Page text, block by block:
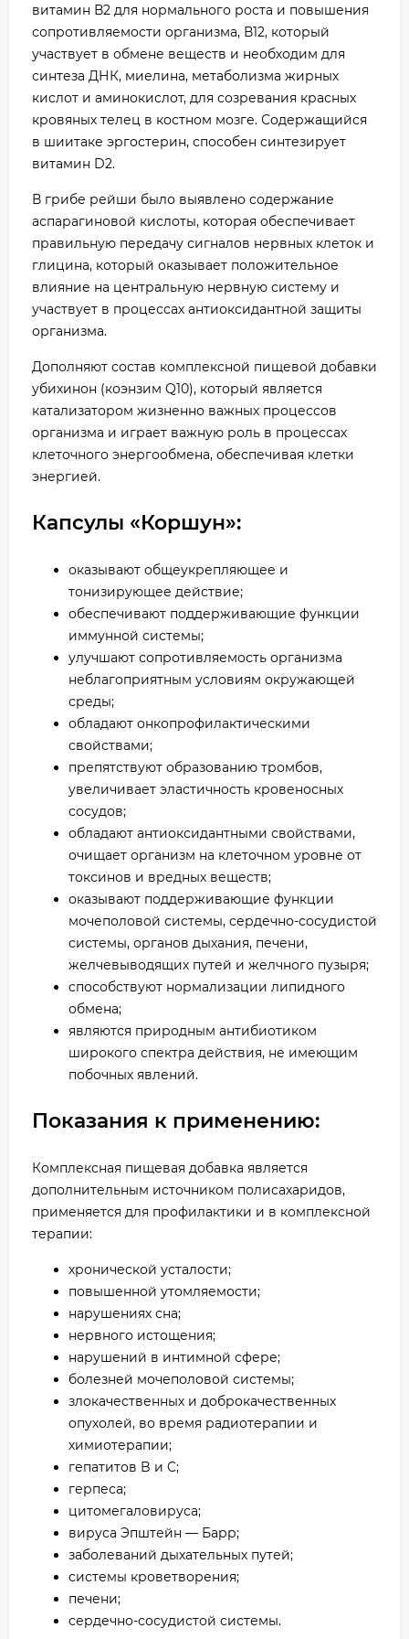
витамин В2 для нормального роста и повышения
сопротивляемости организма, В12, который
участвует в обмене веществ и необходим для
синтеза ДНК, миелина, метаболизма жирных
кислот и аминокислот, для созревания красных
кровяных телец в костном мозге. Содержащийся
в шиитаке эргостерин, способен синтезирует
витамин D2.
В грибе рейши было выявлено содержание
аспарагиновой кислоты, которая обеспечивает
правильную передачу сигналов нервных клеток и
глицина, который оказывает положительное
влияние на центральную нервную систему и
участвует в процессах антиоксидантной защиты
организма.
Дополняют состав комплексной пищевой добавки
убихинон (коэнзим Q10), который является
катализатором жизненно важных процессов
организма и играет важную роль в процессах
клеточного энергообмена, обеспечивая клетки
энергией.
Капсулы «Коршун»:
оказывают общеукрепляющее и
тонизирующее действие;
обеспечивают поддерживающие функции
иммунной системы;
улучшают сопротивляемость организма
неблагоприятным условиям окружающей
среды;
обладают онкопрофилактическими
свойствами;
препятствуют образованию тромбов,
увеличивает эластичность кровеносных
сосудов;
обладают антиоксидантными свойствами,
очищает организм на клеточном уровне от
токсинов и вредных веществ;
оказывают поддерживающие функции
мочеполовой системы, сердечно-сосудистой
системы, органов дыхания, печени,
желчевыводящих путей и желчного пузыря;
способствуют нормализации липидного
обмена;
являются природным антибиотиком
широкого спектра действия, не имеющим
побочных явлений.
Показания к применению:
Комплексная пищевая добавка является
дополнительным источником полисахаридов,
применяется для профилактики и в комплексной
терапии:
хронической усталости;
повышенной утомляемости;
нарушениях сна;
нервного истощения;
нарушений в интимной сфере;
болезней мочеполовой системы;
злокачественных и доброкачественных
опухолей, во время радиотерапии и
химиотерапии;
гепатитов B и C;
герпеса;
цитомегаловируса;
вируса Эпштейн — Барр;
заболеваний дыхательных путей;
системы кроветворения;
печени;
сердечно-сосудистой системы.